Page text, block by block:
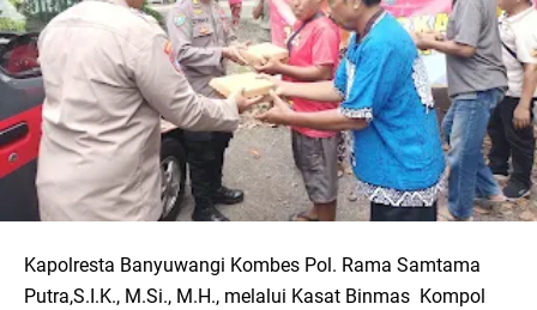
Kapolresta Banyuwangi Kombes Pol. Rama Samtama
Putra,S.I.K., M.Si., M.H., melalui Kasat Binmas Kompol